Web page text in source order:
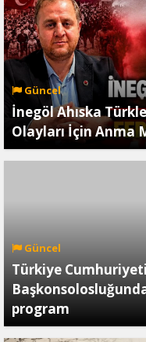
Güncel
İnegöl Ahıska
Olayları İçin Anma
Güncel
Türkiye
program